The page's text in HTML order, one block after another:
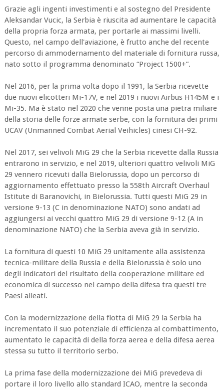
Grazie agli ingenti investimenti e al sostegno del Presidente
Aleksandar Vucic, la Serbia è riuscita ad aumentare le capacità
della propria forza armata, per portarle ai massimi livelli.
Questo, nel campo dell'aviazione, è frutto anche del recente
percorso di ammodernamento del materiale di fornitura russa,
nato sotto il programma denominato “Project 1500+”.
Nel 2016, per la prima volta dopo il 1991, la Serbia ricevette
due nuovi elicotteri Mi-17V, e nel 2019 i nuovi Airbus H145M e i
Mi-35. Ma è stato nel 2020 che venne posta una pietra miliare
della storia delle forze armate serbe, con la fornitura dei primi
UCAV (Unmanned Combat Aerial Veihicles) cinesi CH-92.
Nel 2017, sei velivoli MiG 29 che la Serbia ricevette dalla Russia
entrarono in servizio, e nel 2019, ulteriori quattro velivoli MiG
29 vennero ricevuti dalla Bielorussia, dopo un percorso di
aggiornamento effettuato presso la 558th Aircraft Overhaul
Istitute di Baranovichi, in Bielorussia. Tutti questi MiG 29 in
versione 9-13 (C in denominazione NATO) sono andati ad
aggiungersi ai vecchi quattro MiG 29 di versione 9-12 (A in
denominazione NATO) che la Serbia aveva già in servizio.
La fornitura di questi 10 MiG 29 unitamente alla assistenza
tecnica-militare della Russia e della Bielorussia è solo uno
degli indicatori del risultato della cooperazione militare ed
economica di successo nel campo della difesa tra questi tre
Paesi alleati.
Con la modernizzazione della flotta di MiG 29 la Serbia ha
incrementato il suo potenziale di efficienza al combattimento,
aumentato le capacità di della forza aerea e della difesa aerea
stessa su tutto il territorio serbo.
La prima fase della modernizzazione dei MiG prevedeva di
portare il loro livello allo standard ICAO, mentre la seconda